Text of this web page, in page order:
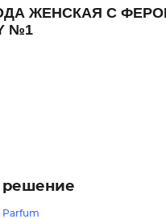
ЖЕНСКАЯ С
№1
решение
Parfum